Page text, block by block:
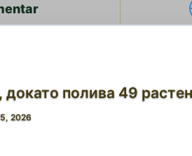
полива 49
2026